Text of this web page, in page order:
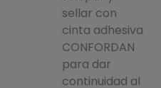
sellar con
cinta adhesiva
CONFORDAN
para dar
continuidad al